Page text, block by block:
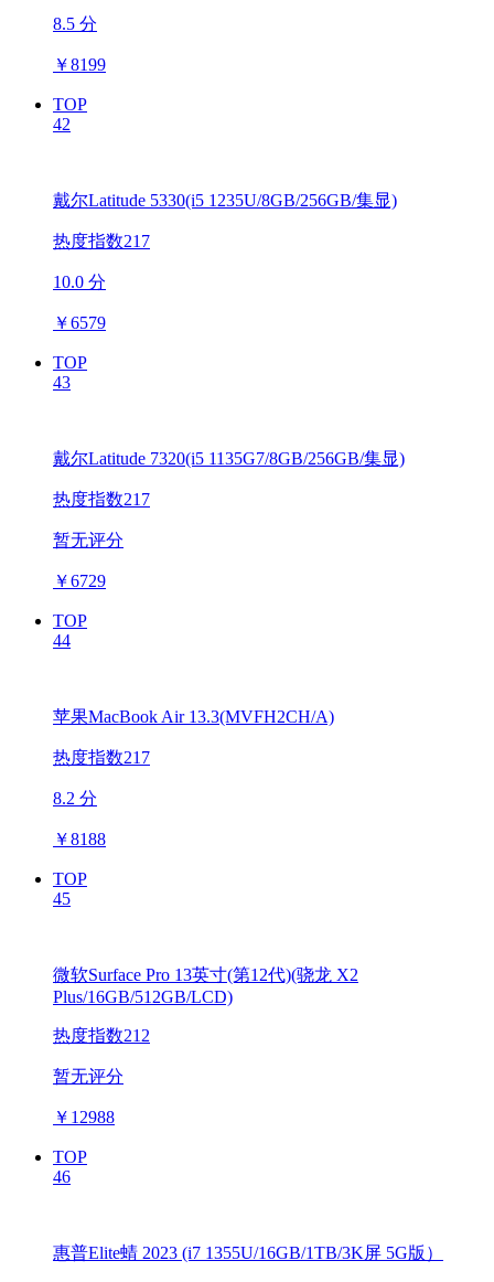
8.5 分
￥8199
TOP
42
戴尔Latitude 5330(i5 1235U/8GB/256GB/集显)
热度指数217
10.0 分
￥6579
TOP
43
戴尔Latitude 7320(i5 1135G7/8GB/256GB/集显)
热度指数217
暂无评分
￥6729
TOP
44
苹果MacBook Air 13.3(MVFH2CH/A)
热度指数217
8.2 分
￥8188
TOP
45
微软Surface Pro 13英寸(第12代)(骁龙 X2
Plus/16GB/512GB/LCD)
热度指数212
暂无评分
￥ 12988
TOP
46
惠普Elite蜻 2023 (i7 1355U/16GB/1TB/3K屏 5G版）